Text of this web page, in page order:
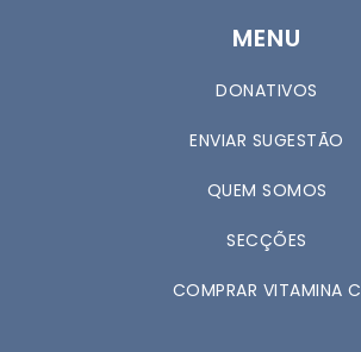
MENU
DONATIVOS
ENVIAR SUGESTÃO
QUEM SOMOS
SECÇÕES
COMPRAR VITAMINA C